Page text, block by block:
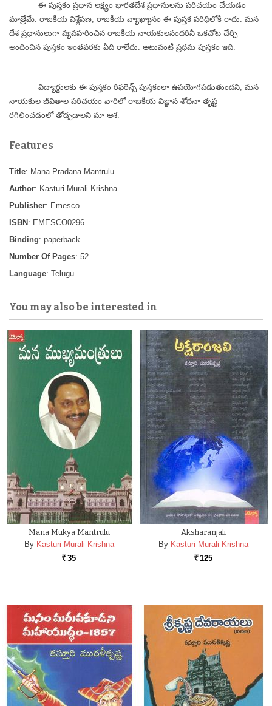
ఈ పుస్తకం ప్రధాన లక్ష్యం భారతదేశ ప్రధానులను పరిచయం చేయడం
మాత్రేమే. రాజకీయ విశ్లేషణ, రాజకీయ వ్యాఖ్యానం ఈ పుస్తక పరిధిలోకి రాదు. మన
దేశ ప్రధానులుగా వ్యవహరించిన రాజకీయ నాయకులనందరినీ ఒకచోట చేర్చి
అందించిన పుస్తకం ఇంతవరకు ఏది రాలేదు. అటువంటి ప్రధమ పుస్తకం ఇది.
విద్యార్ధులకు ఈ పుస్తకం రిఫరెన్స్ పుస్తకంలా ఉపయోగపడుతుందని, మన
నాయకుల జీవితాల పరిచయం వారిలో రాజకీయ విజ్ఞాన శోధనా తృష్ట
రగిలించడంలో తోడ్పడాలని మా ఆశ.
Features
Title: Mana Pradana Mantrulu
Author: Kasturi Murali Krishna
Publisher: Emesco
ISBN : EMESCO0296
Binding: paperback
Number Of Pages: 52
Language: Telugu
You may also be interested in
Mana Mukya Mantrulu
By Kasturi Murali Krishna
Rs. 35
Aksharanjali
By Kasturi Murali Krishna
Rs. 125